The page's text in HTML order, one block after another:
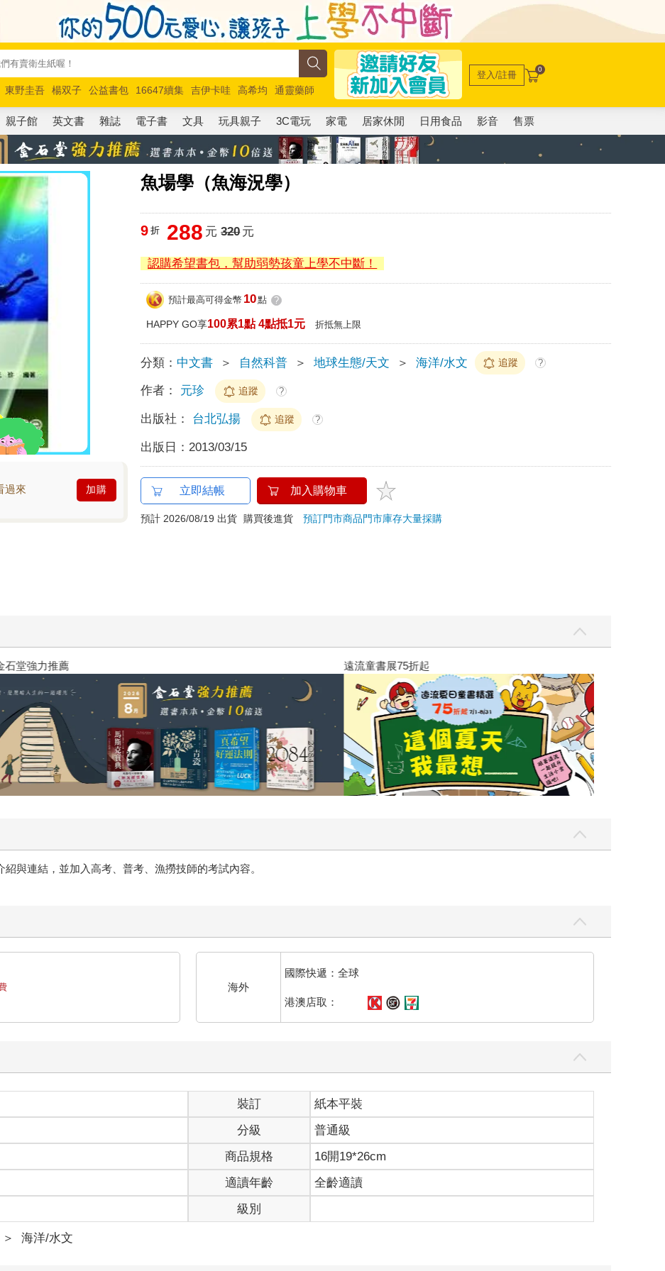
東野圭吾 楊双子 公益書包 16647續集 吉伊卡哇 高希均
通靈藥師
德賽 路邊攤新作 馬斯克 玩具總動員5 超慢跑
登入/註冊 0
親子館 英文書 雜誌 電子書 文具 玩具親子 3C電玩 家電 居家休閒 日用食品 影音 售票
魚場學（魚海況學）
過來 加購
9 折 288 元 320元
認購希望書包，幫助弱勢孩童上學不中斷！
預計最高可得金幣 10點 ?
HAPPY GO享100累1點 4點抵1元 折抵無上限
分類： 中文書 ＞ 自然科普 ＞ 地球生態/天文 ＞ 海洋/水文 追蹤 ?
作者： 元珍 追蹤 ?
出版社： 台北弘揚 追蹤 ?
出版日： 2013/03/15
立即結帳 加入購物車
預計 2026/08/19 出貨 購買後進貨預訂門市商品門市庫存大量採購
與連結，並加入高考、普考、漁撈技師的考試內容。
海外
國際快遞：全球
港澳店取：
裝訂
紙本平裝
分級
普通級
商品規格
16開19*26cm
適讀年齡
全齡適讀
級別
＞ 海洋/水文